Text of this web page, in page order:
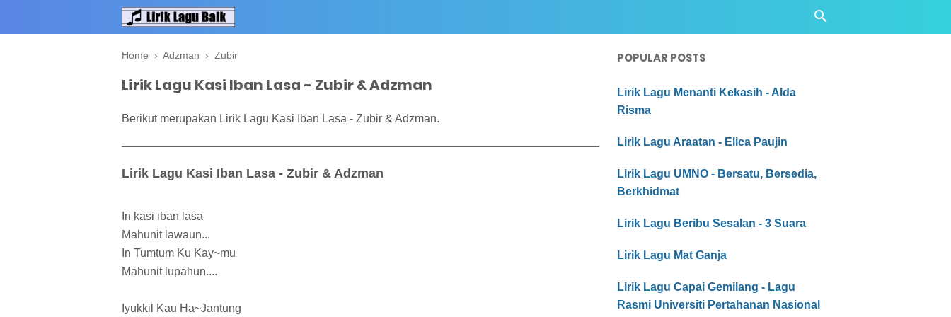
Home › Adzman › Zubir
Lirik Lagu Kasi Iban Lasa - Zubir & Adzman
Berikut merupakan Lirik Lagu Kasi Iban Lasa - Zubir & Adzman.
Lirik Lagu Kasi Iban Lasa - Zubir & Adzman
In kasi iban lasa
Mahunit lawaun...
In Tumtum Ku Kay~mu
Mahunit lupahun....
Iyukkil Kau Ha~Jantung
POPULAR POSTS
Lirik Lagu Menanti Kekasih - Alda
Risma
Lirik Lagu Araatan - Elica Paujin
Lirik Lagu UMNO - Bersatu, Bersedia,
Berkhidmat
Lirik Lagu Beribu Sesalan - 3 Suara
Lirik Lagu Mat Ganja
Lirik Lagu Capai Gemilang - Lagu
Rasmi Universiti Pertahanan Nasional